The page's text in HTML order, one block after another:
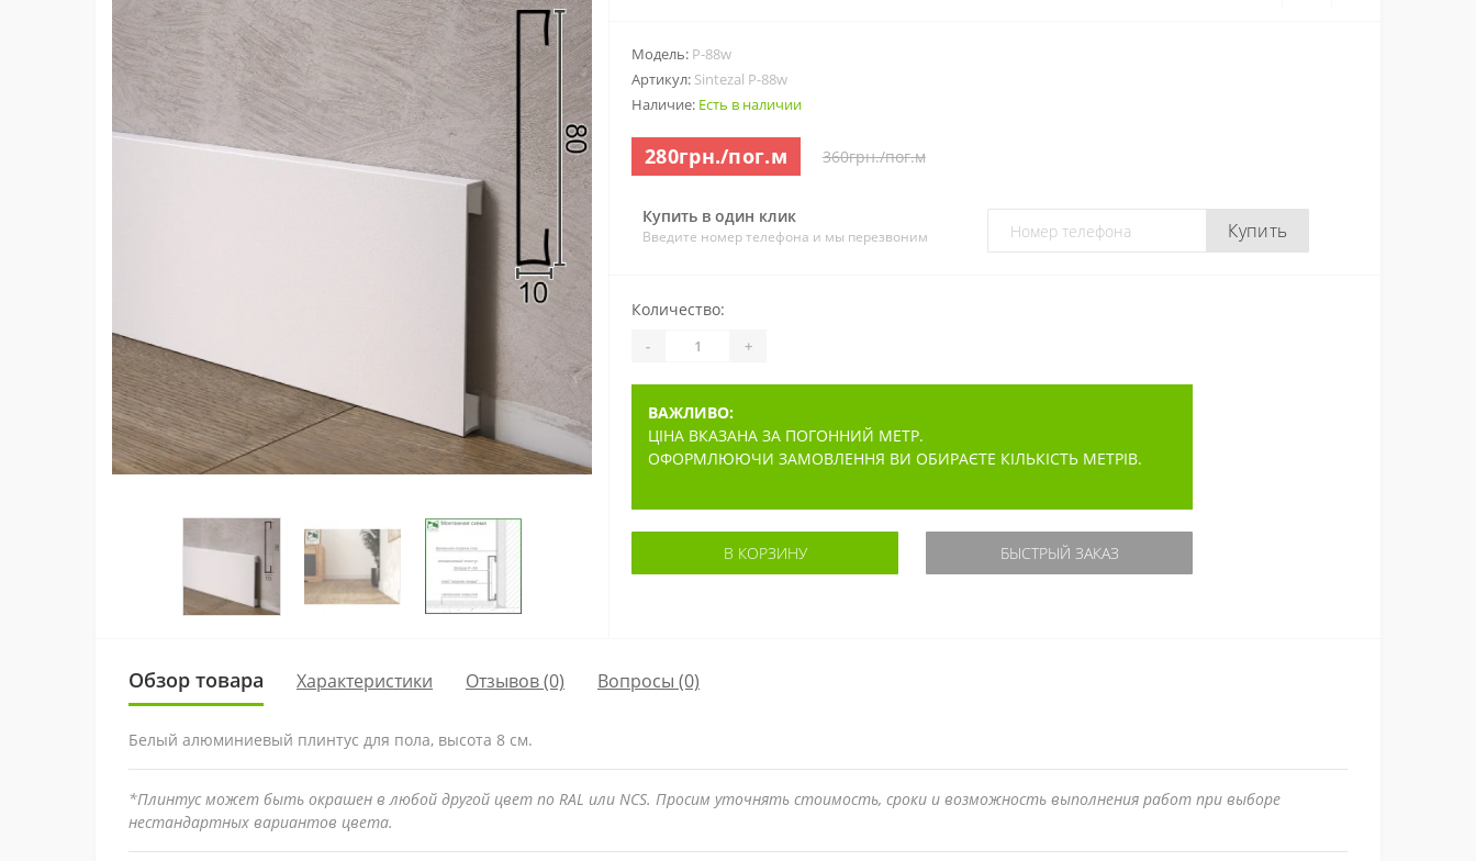
Модель: P-88w
Артикул: Sintezal P-88w
Наличие: Есть в наличии
280грн./пог.м 360грн./пог.м
Купить в один клик
Введите номер телефона и мы перезвоним Купить
Количество:
- +
ВАЖЛИВО:
ЦІНА ВКАЗАНА ЗА ПОГОННИЙ МЕТР.
ОФОРМЛЮЮЧИ ЗАМОВЛЕННЯ ВИ ОБИРАЄТЕ КІЛЬКІСТЬ МЕТРІВ.
В КОРЗИНУ БЫСТРЫЙ ЗАКАЗ
Обзор товара Характеристики Отзывов (0) Вопросы (0)
Белый алюминиевый плинтус для пола, высота 8 см.
*Плинтус может быть окрашен в любой другой цвет по RAL или NCS. Просим уточнять стоимость, сроки и возможность выполнения работ при выборе
нестандартных вариантов цвета.